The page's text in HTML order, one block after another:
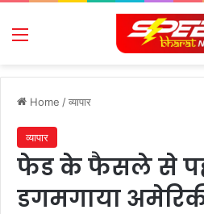
Menu
Home /व्यापार
व्यापार
फेड के फैसले से
डगमगाया